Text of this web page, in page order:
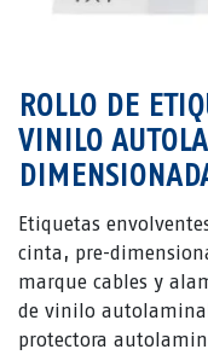
ROLLO DE
VINILO
Etiquetas
cinta, pre-
marque cables y
de vinilo
protectora